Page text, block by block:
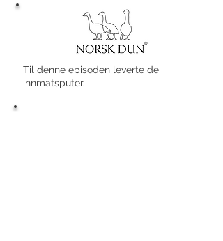
Til denne episoden leverte de
innmatsputer.